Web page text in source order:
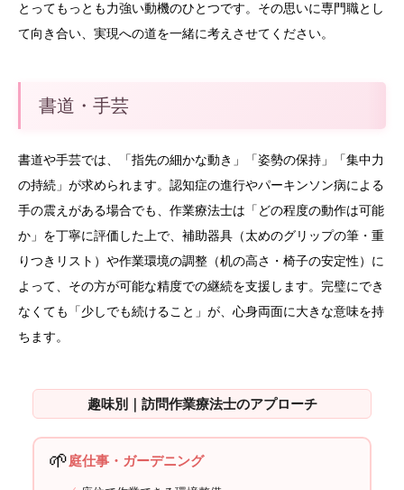
とってもっとも力強い動機のひとつです。その思いに専門職とし
て向き合い、実現への道を一緒に考えさせてください。
書道・手芸
書道や手芸では、「指先の細かな動き」「姿勢の保持」「集中力
の持続」が求められます。認知症の進行やパーキンソン病による
手の震えがある場合でも、作業療法士は「どの程度の動作は可能
か」を丁寧に評価した上で、補助器具（太めのグリップの筆・重
りつきリスト）や作業環境の調整（机の高さ・椅子の安定性）に
よって、その方が可能な精度での継続を支援します。完璧にでき
なくても「少しでも続けること」が、心身両面に大きな意味を持
ちます。
趣味別｜訪問作業療法士のアプローチ
🌱庭仕事・ガーデニング